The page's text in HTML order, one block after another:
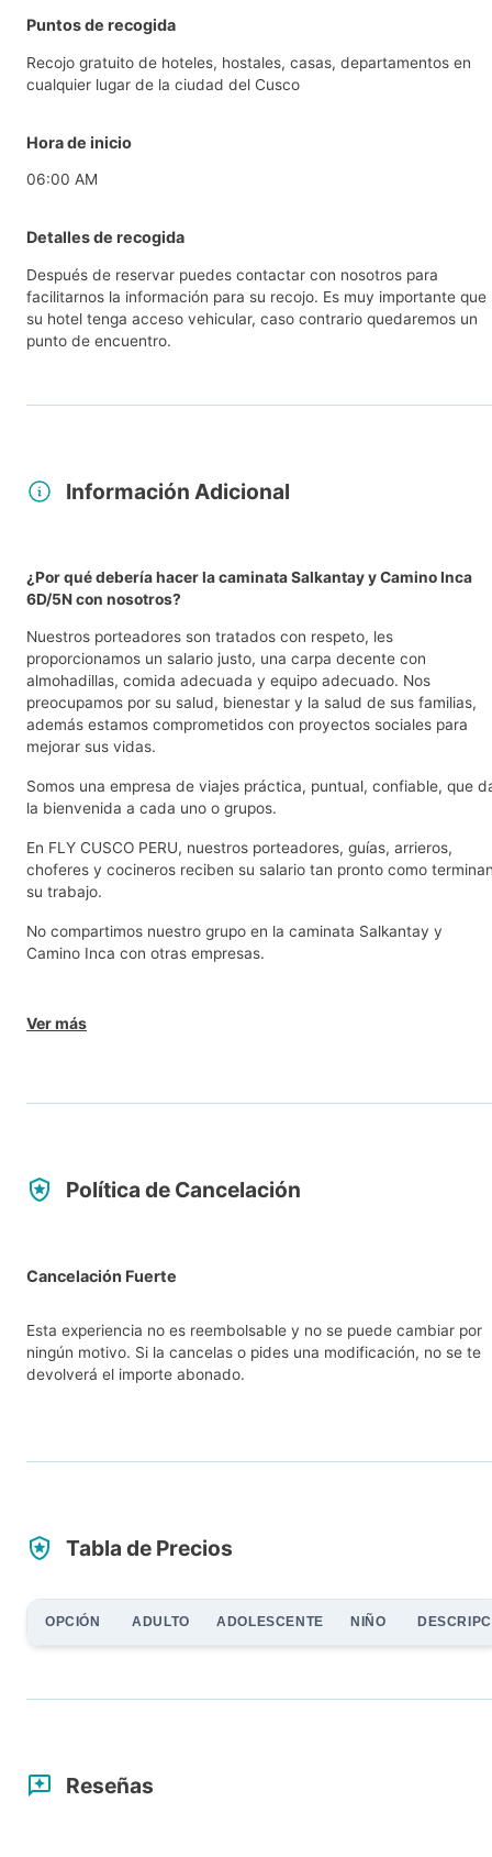
Puntos de recogida
Recojo gratuito de hoteles, hostales, casas, departamentos en
cualquier lugar de la ciudad del Cusco
Hora de inicio
06:00 AM
Detalles de recogida
Después de reservar puedes contactar con nosotros para
facilitarnos la información para su recojo. Es muy importante que
su hotel tenga acceso vehicular, caso contrario quedaremos un
punto de encuentro.
Información Adicional
¿Por qué debería hacer la caminata Salkantay y Camino Inca
6D/5N con nosotros?
Nuestros porteadores son tratados con respeto, les
proporcionamos un salario justo, una carpa decente con
almohadillas, comida adecuada y equipo adecuado. Nos
preocupamos por su salud, bienestar y la salud de sus familias,
además estamos comprometidos con proyectos sociales para
mejorar sus vidas.
Somos una empresa de viajes práctica, puntual, confiable, que
la bienvenida a cada uno o grupos.
En FLY CUSCO PERU, nuestros porteadores, guías, arrieros,
choferes y cocineros reciben su salario tan pronto como
su trabajo.
No compartimos nuestro grupo en la caminata Salkantay y
Camino Inca con otras empresas.
Ver más
Política de Cancelación
Cancelación Fuerte
Esta experiencia no es reembolsable y no se puede cambiar por
ningún motivo. Si la cancelas o pides una modificación, no se te
devolverá el importe abonado.
Tabla de Precios
OPCIÓN ADULTO ADOLESCENTE NIÑO
Reseñas